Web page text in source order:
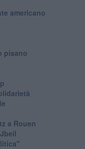
americano
pisano
a Rouen